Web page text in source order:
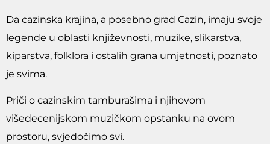
Da cazinska krajina, a posebno grad Cazin, imaju svoje
legende u oblasti književnosti, muzike, slikarstva,
kiparstva, folklora i ostalih grana umjetnosti, poznato
je svima.
Priči o cazinskim tamburašima i njihovom
višedecenijskom muzičkom opstanku na ovom
prostoru, svjedočimo svi.